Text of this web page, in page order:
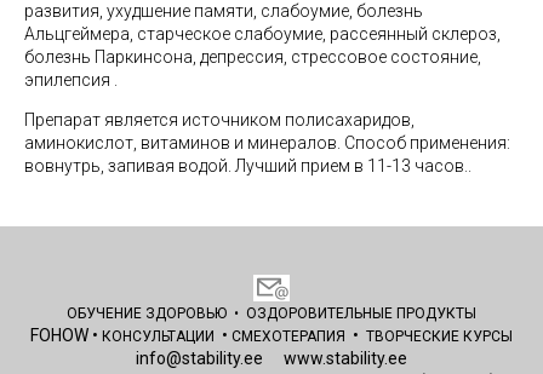
развития, ухудшение памяти, слабоумие, болезнь
Альцгеймера, старческое слабоумие, рассеянный склероз,
болезнь Паркинсона, депрессия, стрессовое состояние,
эпилепсия .
Препарат является источником полисахаридов,
аминокислот, витаминов и минералов. Способ применения:
вовнутрь, запивая водой. Лучший прием в 11-13 часов..
ОБУЧЕНИЕ ЗДОРОВЬЮ • ОЗДОРОВИТЕЛЬНЫЕ ПРОДУКТЫ
FOHOW • КОНСУЛЬТАЦИИ • СМЕХОТЕРАПИЯ • ТВОРЧЕСКИЕ КУРСЫ
info@stability.ee
www.stability.ee